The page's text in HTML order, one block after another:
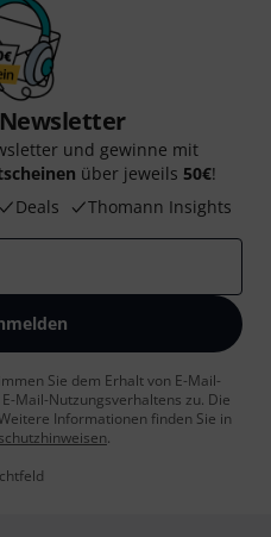
und gewinne mit
über jeweils 50€!
Deals Thomann Insights
Sie dem Erhalt von E-Mail-
Mail-Nutzungsverhaltens zu. Die
Informationen finden Sie in
.